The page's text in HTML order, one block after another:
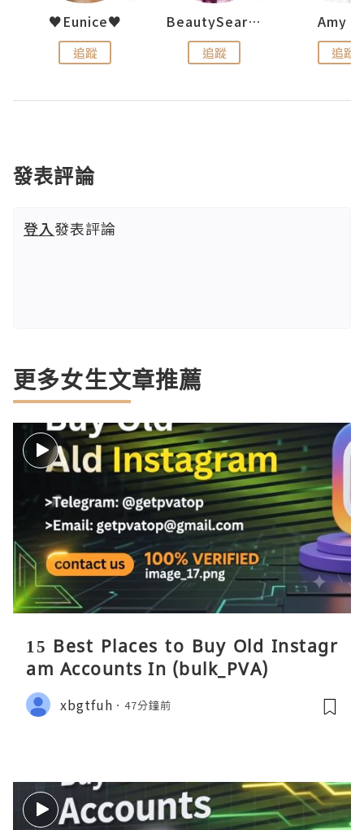
♥Eunice♥
追蹤
BeautySearch
追蹤
Amy
追蹤
發表評論
登入發表評論
更多女生文章推薦
15 Best Places to Buy Old Instagr
am Accounts In (bulk_PVA)
xbgtfuh 47分鐘前